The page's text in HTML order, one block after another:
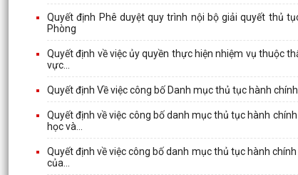
Quyết định Phê duyệt quy trình nội bộ giải quyết thủ
Phòng
Quyết định về việc ủy quyền thực hiện nhiệm vụ thuộc
vực...
Quyết định Về việc công bố Danh mục thủ tục hành
Quyết định về việc công bố danh mục thủ tục hành
học và...
Quyết định về việc công bố danh mục thủ tục hành
của...